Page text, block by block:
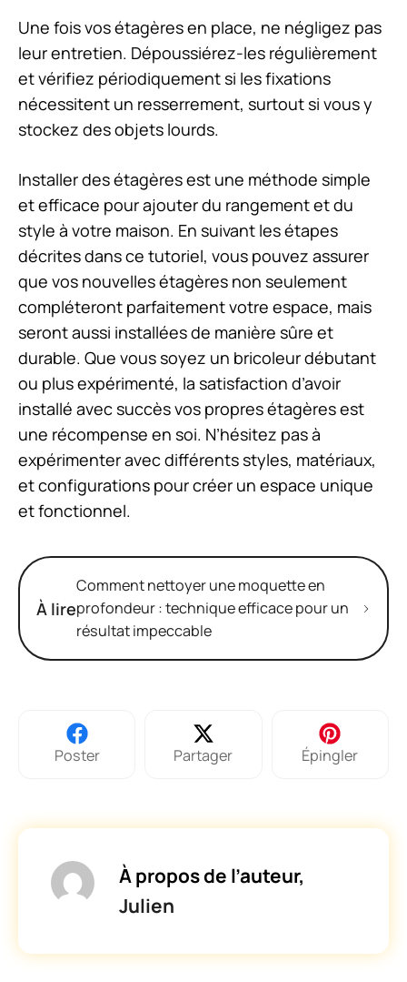
Une fois vos étagères en place, ne négligez pas
leur entretien. Dépoussiérez-les régulièrement
et vérifiez périodiquement si les fixations
nécessitent un resserrement, surtout si vous y
stockez des objets lourds.
Installer des étagères est une méthode simple
et efficace pour ajouter du rangement et du
style à votre maison. En suivant les étapes
décrites dans ce tutoriel, vous pouvez assurer
que vos nouvelles étagères non seulement
compléteront parfaitement votre espace, mais
seront aussi installées de manière sûre et
durable. Que vous soyez un bricoleur débutant
ou plus expérimenté, la satisfaction d’avoir
installé avec succès vos propres étagères est
une récompense en soi. N’hésitez pas à
expérimenter avec différents styles, matériaux,
et configurations pour créer un espace unique
et fonctionnel.
À lire
Comment nettoyer une moquette en
profondeur : technique efficace pour un
résultat impeccable
Poster Partager Épingler
À propos de l’auteur,
Julien